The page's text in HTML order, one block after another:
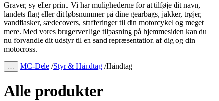
Graver, sy eller print. Vi har mulighederne for at tilføje dit navn,
landets flag eller dit løbsnummer på dine gearbags, jakker, trøjer,
vandflasker, sædecovers, stafferinger til din motorcykel og meget
mere. Med vores brugervenlige tilpasning på hjemmesiden kan du
nu forvandle dit udstyr til en sand repræsentation af dig og din
motocross.
MC-Dele /Styr & Håndtag /Håndtag
Alle produkter